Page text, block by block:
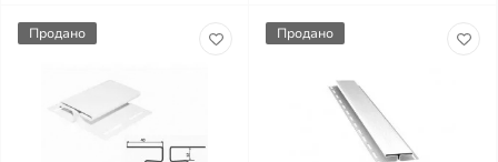
Продано Продано